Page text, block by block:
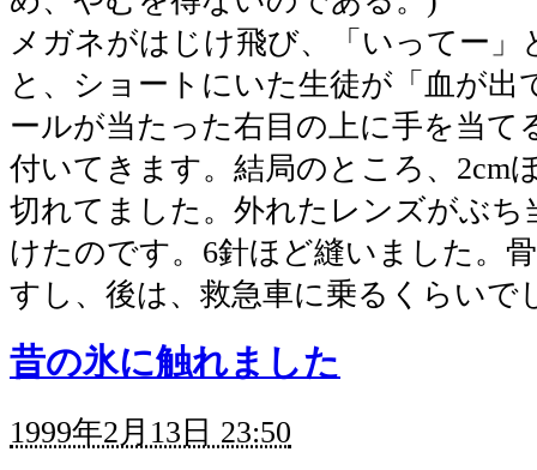
メガネがはじけ飛び、「いってー」
と、ショートにいた生徒が「血が出
ールが当たった右目の上に手を当て
付いてきます。結局のところ、2cm
切れてました。外れたレンズがぶち
けたのです。6針ほど縫いました。
すし、後は、救急車に乗るくらいで
昔の氷に触れました
1999年2月13日 23:50